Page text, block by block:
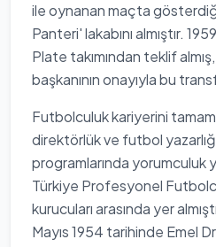
ile oynanan maçta
Panteri' lakabını almıştır.
Plate takımından teklif
başkanının onayıyla bu
Futbolculuk kariyerini
direktörlük ve futbol
programlarında yorumculuk
Türkiye Profesyonel
kurucuları arasında yer
Mayıs 1954 tarihinde Emel